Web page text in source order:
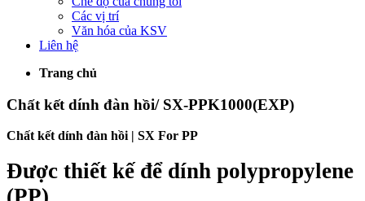
Các vị trí
Văn hóa của KSV
Liên hệ
Trang chủ
Chất kết dính đàn hồi/ SX-PPK1000(EXP)
Chất kết dính đàn hồi | SX For PP
Được thiết kế để dính polypropylene